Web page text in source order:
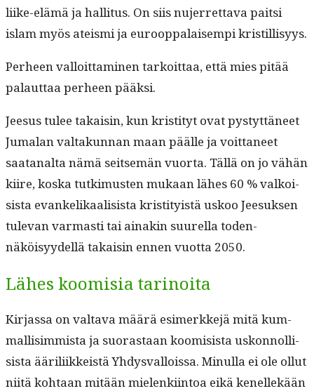
liike-elämä ja hal­li­tus. On siis nujer­ret­ta­va pait­si
islam myös ateis­mi ja euroop­palaisem­pi kristillisyys.
Per­heen val­loit­ta­mi­nen tarkoit­taa, että mies pitää
palaut­taa per­heen pääksi.
Jeesus tulee takaisin, kun kris­ti­tyt ovat pystyt­täneet
Jumalan val­takun­nan maan päälle ja voit­ta­neet
saatanal­ta nämä seit­semän vuor­ta. Täl­lä on jo vähän
kiire, kos­ka tutkimusten mukaan läh­es 60 % valkoi­
sista evanke­likaal­i­sista kris­ti­ty­istä uskoo Jeesuk­sen
tule­van var­masti tai ainakin suurel­la toden­
näköisyy­del­lä takaisin ennen vuot­ta 2050.
Lähes koomisia tarinoita
Kir­jas­sa on val­ta­va määrä esimerkke­jä mitä kum­
mallisim­mista ja suo­ras­taan koomi­sista uskon­nol­li­
sista äärili­ikkeistä Yhdys­val­lois­sa. Min­ul­la ei ole ollut
niitä kohtaan mitään mie­lenki­in­toa eikä kenellekään